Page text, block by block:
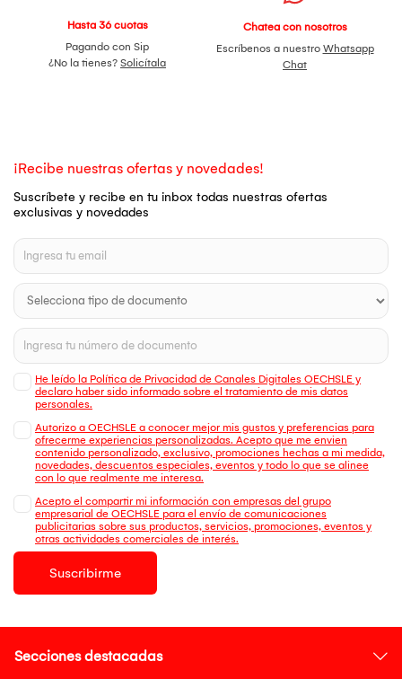
Hasta 36 cuotas
Pagando con Sip
¿No la tienes? Solicítala
Chatea con nosotros
Escríbenos a nuestro Whatsapp
Chat
¡Recibe nuestras ofertas y novedades!
Suscríbete y recibe en tu inbox todas nuestras ofertas
exclusivas y novedades
He leído la Política de Privacidad de Canales Digitales OECHSLE y
declaro haber sido informado sobre el tratamiento de mis datos
personales.
Autorizo a OECHSLE a conocer mejor mis gustos y preferencias para
ofrecerme experiencias personalizadas. Acepto que me envien
contenido personalizado, exclusivo, promociones hechas a mi medida,
novedades, descuentos especiales, eventos y todo lo que se alinee
con lo que realmente me interesa.
Acepto el compartir mi información con empresas del grupo
empresarial de OECHSLE para el envío de comunicaciones
publicitarias sobre sus productos, servicios, promociones, eventos y
otras actividades comerciales de interés.
Suscribirme
Secciones destacadas